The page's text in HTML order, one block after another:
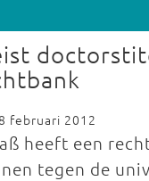
februari 2012
heeft een
tegen de